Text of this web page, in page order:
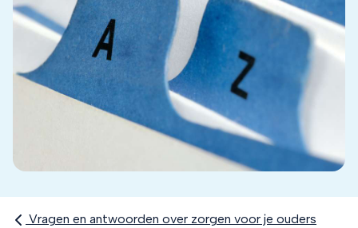
Vragen en antwoorden over zorgen voor je ouders